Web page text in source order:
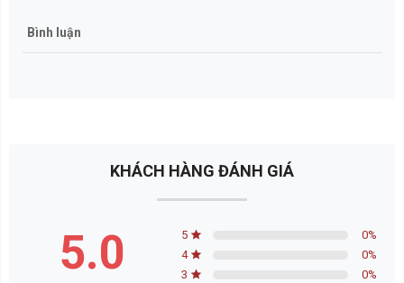
Bình luận
KHÁCH HÀNG ĐÁNH GIÁ
5.0 5 0%
4
0%
3
0%